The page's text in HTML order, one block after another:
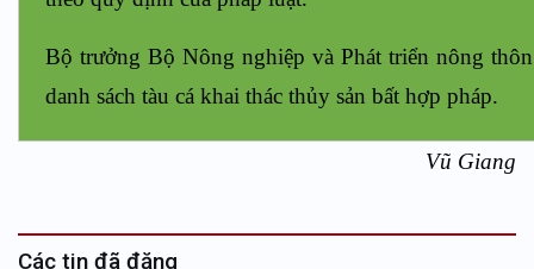
Bộ trưởng Bộ Nông nghiệp và Phát triển nông
danh sách tàu cá khai thác thủy sản bất hợp pháp.
Vũ Giang
Các tin đã đăng